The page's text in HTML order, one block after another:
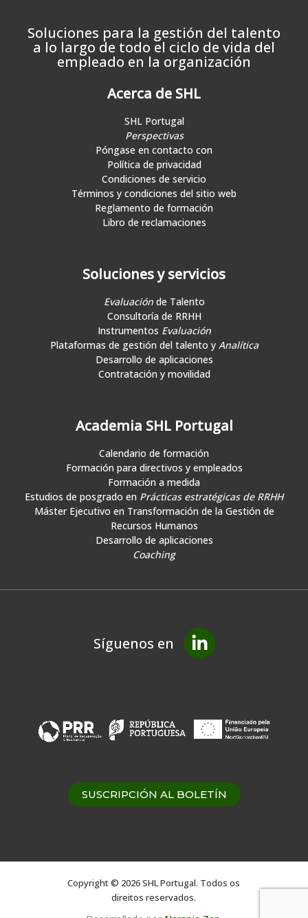
Soluciones para la gestión del talento
a lo largo de todo el ciclo de vida del
empleado en la organización
Acerca de SHL
SHL Portugal
Perspectivas
Póngase en contacto con
Política de privacidad
Condiciones de servicio
Términos y condiciones del sitio web
Reglamento de formación
Libro de reclamaciones
Soluciones y servicios
Evaluaciónde Talento
Consultoría de RRHH
Instrumentos Evaluación
Plataformas de gestión del talento y Analítica
Desarrollo de aplicaciones
Contratación y movilidad
Academia SHL Portugal
Calendario de formación
Formación para directivos y empleados
Formación a medida
Estudios de posgrado en Prácticas estratégicas de RRHH
Máster Ejecutivo en Transformación de la Gestión de
Recursos Humanos
Desarrollo de aplicaciones
Coaching
Síguenos en
SUSCRIPCIÓN AL BOLETÍN
Copyright © 2026 SHL Portugal. Todos os
direitos reservados.